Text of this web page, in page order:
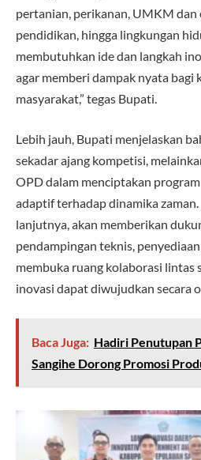
pertanian, perikanan, UMKM dan
pendidikan, hingga lingkungan
membutuhkan ide dan langkah
agar memberi dampak nyata bagi
masyarakat,” tegas Bupati.
Lebih jauh, Bupati menjelaskan
sekadar ajang kompetisi,
OPD dalam menciptakan
adaptif terhadap dinamika
lanjutnya, akan memberikan
pendampingan teknis,
membuka ruang kolaborasi lintas
inovasi dapat diwujudkan secara
Baca Juga: Hadiri Penutupan
Sangihe Dorong Promosi